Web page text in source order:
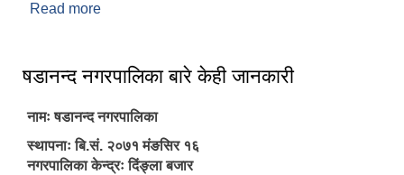
Read more
षडानन्द नगरपालिका बारे केही जानकारी
नामः षडानन्द नगरपालिका
स्थापनाः बि.सं. २०७१ मंङसिर १६
नगरपालिका केन्द्रः दिंङ्ला बजार